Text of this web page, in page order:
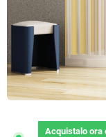
Acquistalo ora